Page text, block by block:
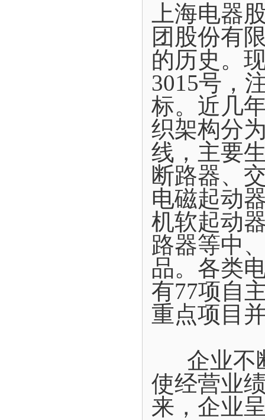
上海电器
团股份有
的历史。
3015号，
标。近几
织架构分
线，主要
断路器、
电磁起动
机软起动
路器等中
品。各类
有77项自
重点项目
企业不
使经营业
来，企业